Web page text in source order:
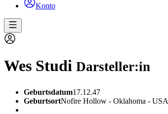
Konto
Wes Studi Darsteller:in
Geburtsdatum17.12.47
GeburtsortNofire Hollow - Oklahoma - USA